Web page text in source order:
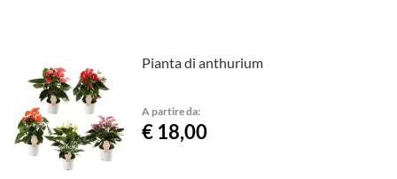
Pianta di anthurium
A partire da:
€ 18,00